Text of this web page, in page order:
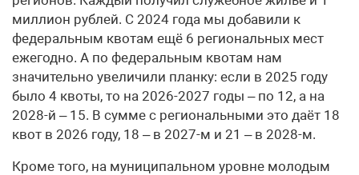
миллион рублей. С 2024 года мы добавили к
федеральным квотам ещё 6 региональных мест
ежегодно. А по федеральным квотам нам
значительно увеличили планку: если в 2025 году
было 4 квоты, то на 2026-2027 годы – по 12, а на
2028-й – 15. В сумме с региональными это даёт 18
квот в 2026 году, 18 – в 2027-м и 21 – в 2028-м.
Кроме того, на муниципальном уровне молодым